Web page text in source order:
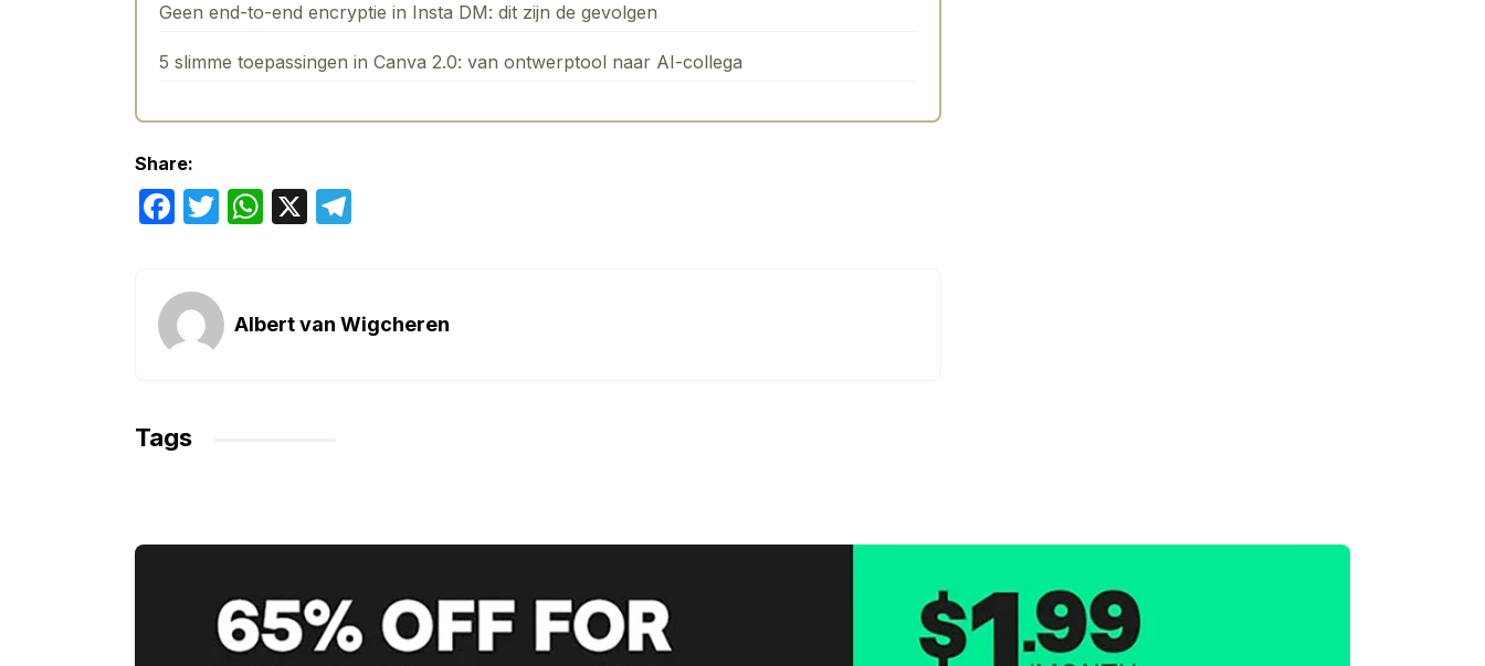
Geen end-to-end encryptie in Insta DM: dit zijn de gevolgen
5 slimme toepassingen in Canva 2.0: van ontwerptool naar AI-collega
Share:
F
e
b
k
T
er
W
s
X
gr
a
Albert van Wigcheren
Tags